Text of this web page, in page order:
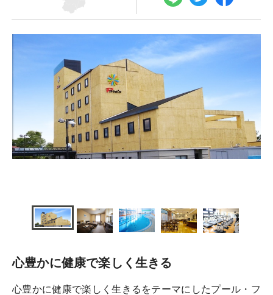
心豊かに健康で楽しく生きる
心豊かに健康で楽しく生きるをテーマにしたプール・フ